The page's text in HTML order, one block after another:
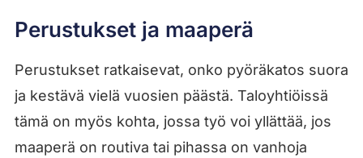
Perustukset ja maaperä
Perustukset ratkaisevat, onko pyöräkatos suora
ja kestävä vielä vuosien päästä. Taloyhtiöissä
tämä on myös kohta, jossa työ voi yllättää, jos
maaperä on routiva tai pihassa on vanhoja